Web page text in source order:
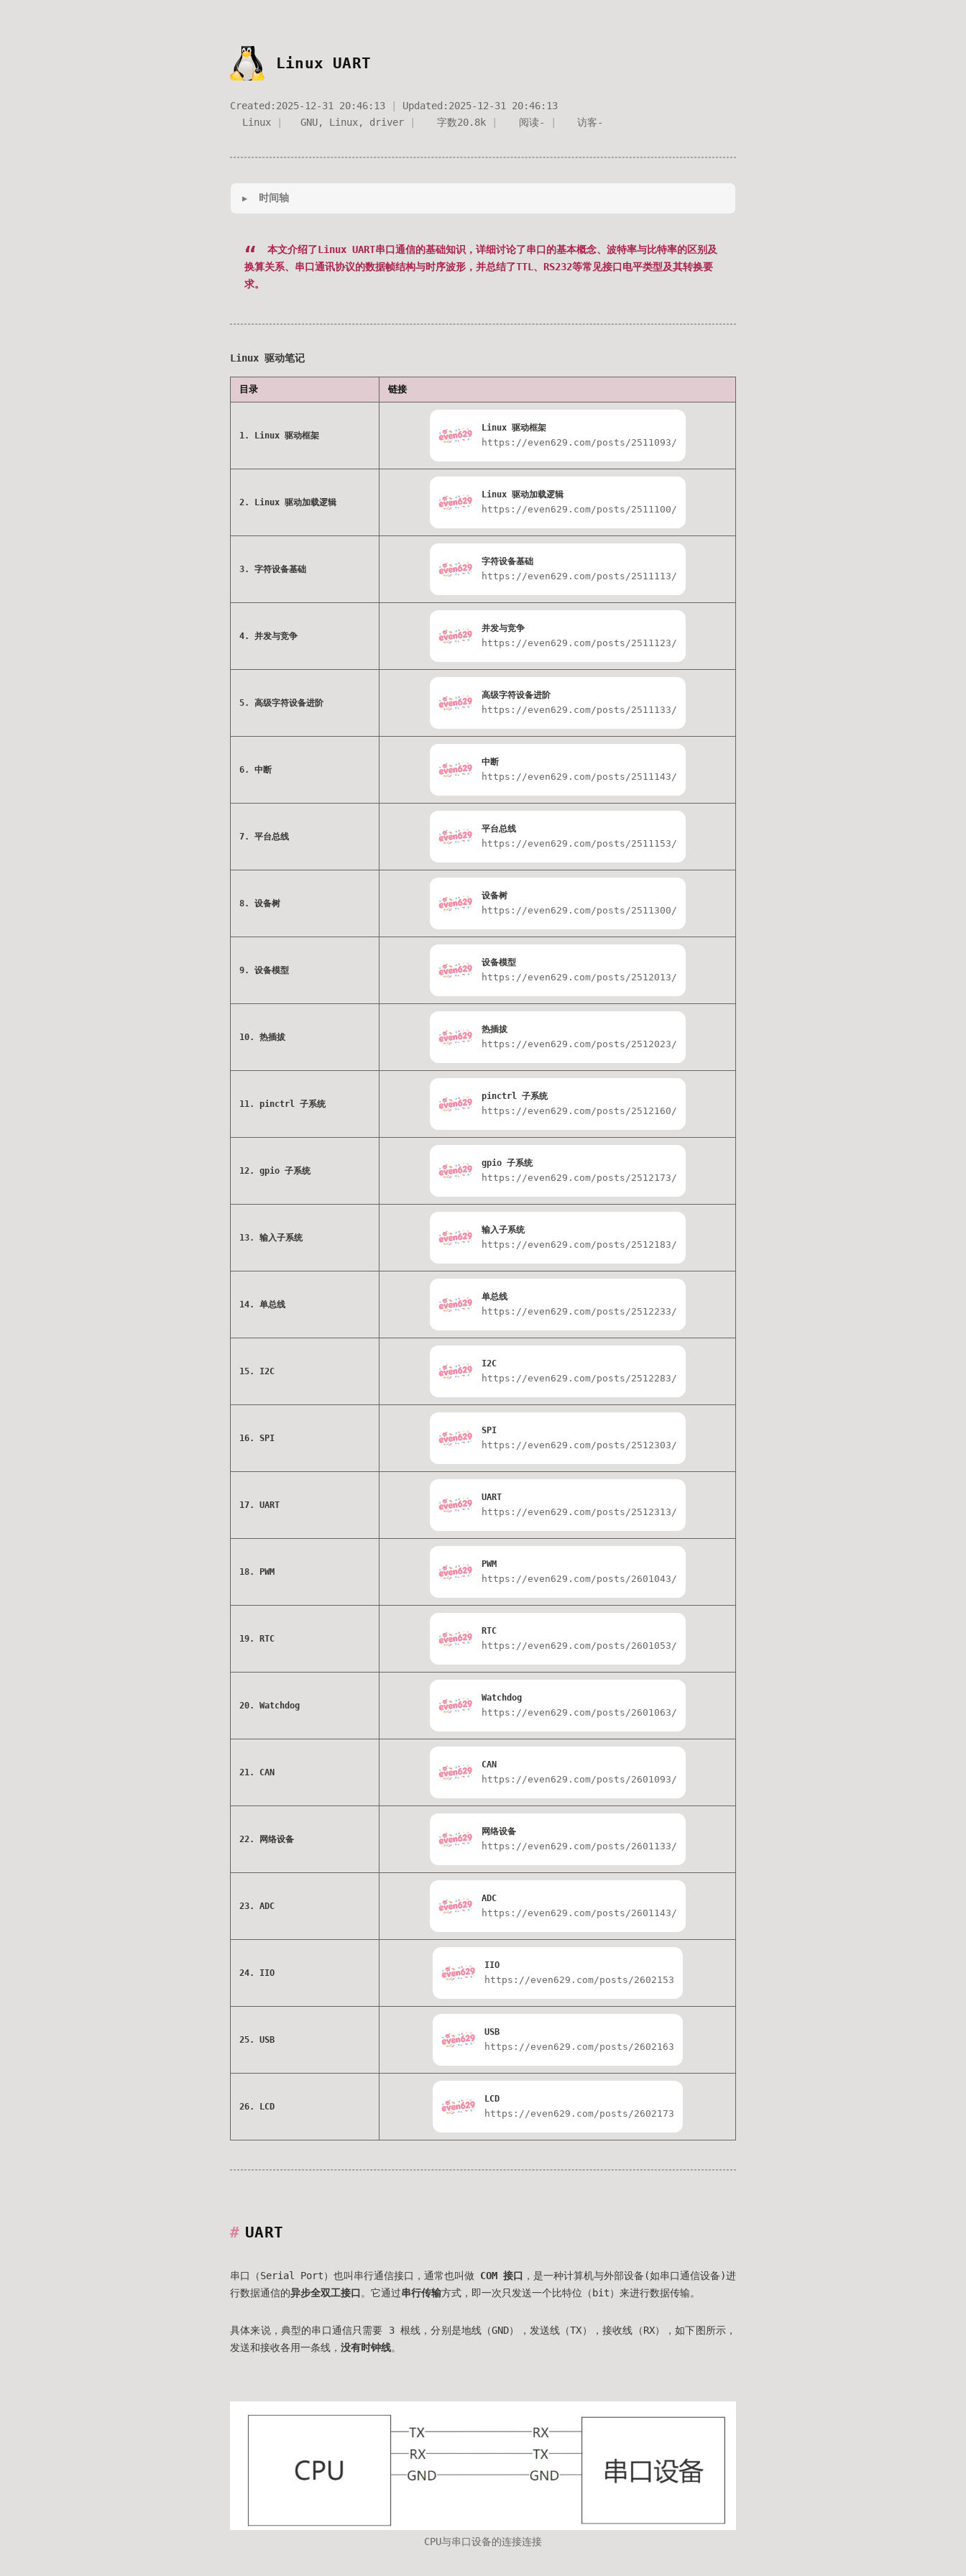
Linux UART
Created: 2025-12-31 20:46:13 Updated: 2025-12-31 20:46:13
Linux
GNU, Linux, driver 字数20.8k 阅读- 访客-
时间轴
本文介绍了Linux UART串口通信的基础知识，详细讨论了串口的基本概念、波特率与比特率的区别及
换算关系、串口通讯协议的数据帧结构与时序波形，并总结了TTL、RS232等常见接口电平类型及其转换要
求。
Linux 驱动笔记
目录 链接
1. Linux 驱动框架
Linux 驱动框架
https://even629.com/posts/2511093/
2. Linux 驱动加载逻辑
Linux 驱动加载逻辑
https://even629.com/posts/2511100/
3. 字符设备基础
字符设备基础
https://even629.com/posts/2511113/
4. 并发与竞争
并发与竞争
https://even629.com/posts/2511123/
5. 高级字符设备进阶
高级字符设备进阶
https://even629.com/posts/2511133/
6. 中断
中断
https://even629.com/posts/2511143/
7. 平台总线
平台总线
https://even629.com/posts/2511153/
8. 设备树
设备树
https://even629.com/posts/2511300/
9. 设备模型
设备模型
https://even629.com/posts/2512013/
10. 热插拔
热插拔
https://even629.com/posts/2512023/
11. pinctrl 子系统
pinctrl 子系统
https://even629.com/posts/2512160/
12. gpio 子系统
gpio 子系统
https://even629.com/posts/2512173/
13. 输入子系统
输入子系统
https://even629.com/posts/2512183/
14. 单总线
单总线
https://even629.com/posts/2512233/
15. I2C
I2C
https://even629.com/posts/2512283/
16. SPI
SPI
https://even629.com/posts/2512303/
17. UART
UART
https://even629.com/posts/2512313/
18. PWM
PWM
https://even629.com/posts/2601043/
19. RTC
RTC
https://even629.com/posts/2601053/
20. Watchdog
Watchdog
https://even629.com/posts/2601063/
21. CAN
CAN
https://even629.com/posts/2601093/
22. 网络设备
网络设备
https://even629.com/posts/2601133/
23. ADC
ADC
https://even629.com/posts/2601143/
24. IIO
IIO
https://even629.com/posts/2602153
25. USB
USB
https://even629.com/posts/2602163
26. LCD
LCD
https://even629.com/posts/2602173
UART
串口（Serial Port）也叫串行通信接口，通常也叫做 COM 接口 ，是一种计算机与外部设备(如串口通信设备)进
行数据通信的异步全双工接口 。它通过串行传输方式，即一次只发送一个比特位（bit）来进行数据传输。
具体来说，典型的串口通信只需要 3 根线，分别是地线（GND），发送线（TX），接收线（RX），如下图所示，
发送和接收各用一条线， 没有时钟线。
CPU与串口设备的连接连接